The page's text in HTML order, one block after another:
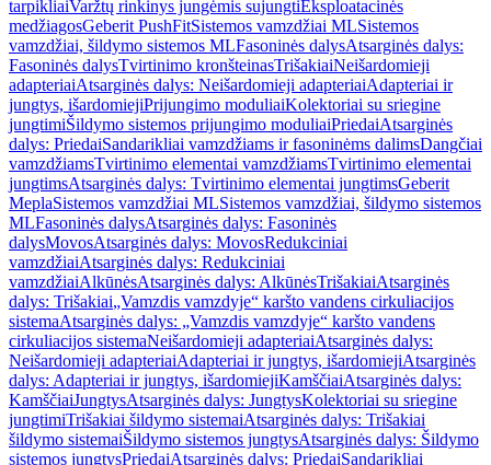
tarpikliaiVaržtų rinkinys jungėmis sujungtiEksploatacinės
medžiagosGeberit PushFitSistemos vamzdžiai MLSistemos
vamzdžiai, šildymo sistemos MLFasoninės dalysAtsarginės dalys:
Fasoninės dalysTvirtinimo kronšteinasTrišakiaiNeišardomieji
adapteriaiAtsarginės dalys: Neišardomieji adapteriaiAdapteriai ir
jungtys, išardomiejiPrijungimo moduliaiKolektoriai su sriegine
jungtimiŠildymo sistemos prijungimo moduliaiPriedaiAtsarginės
dalys: PriedaiSandarikliai vamzdžiams ir fasoninėms dalimsDangčiai
vamzdžiamsTvirtinimo elementai vamzdžiamsTvirtinimo elementai
jungtimsAtsarginės dalys: Tvirtinimo elementai jungtimsGeberit
MeplaSistemos vamzdžiai MLSistemos vamzdžiai, šildymo sistemos
MLFasoninės dalysAtsarginės dalys: Fasoninės
dalysMovosAtsarginės dalys: MovosRedukciniai
vamzdžiaiAtsarginės dalys: Redukciniai
vamzdžiaiAlkūnėsAtsarginės dalys: AlkūnėsTrišakiaiAtsarginės
dalys: Trišakiai„Vamzdis vamzdyje“ karšto vandens cirkuliacijos
sistemaAtsarginės dalys: „Vamzdis vamzdyje“ karšto vandens
cirkuliacijos sistemaNeišardomieji adapteriaiAtsarginės dalys:
Neišardomieji adapteriaiAdapteriai ir jungtys, išardomiejiAtsarginės
dalys: Adapteriai ir jungtys, išardomiejiKamščiaiAtsarginės dalys:
KamščiaiJungtysAtsarginės dalys: JungtysKolektoriai su sriegine
jungtimiTrišakiai šildymo sistemaiAtsarginės dalys: Trišakiai
šildymo sistemaiŠildymo sistemos jungtysAtsarginės dalys: Šildymo
sistemos jungtysPriedaiAtsarginės dalys: PriedaiSandarikliai